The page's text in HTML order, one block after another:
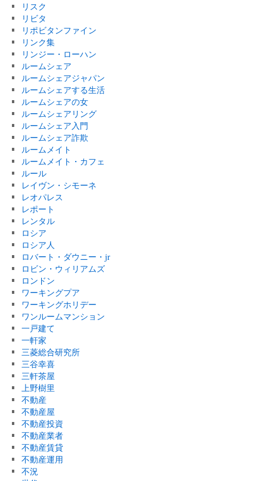
リスク
リビタ
リポビタンファイン
リンク集
リンジー・ローハン
ルームシェア
ルームシェアジャパン
ルームシェアする生活
ルームシェアの女
ルームシェアリング
ルームシェア入門
ルームシェア詐欺
ルームメイト
ルームメイト・カフェ
ルール
レイヴン・シモーネ
レオパレス
レポート
レンタル
ロシア
ロシア人
ロバート・ダウニー・jr
ロビン・ウィリアムズ
ロンドン
ワーキングプア
ワーキングホリデー
ワンルームマンション
一戸建て
一軒家
三菱総合研究所
三谷幸喜
三軒茶屋
上野樹里
不動産
不動産屋
不動産投資
不動産業者
不動産賃貸
不動産運用
不況